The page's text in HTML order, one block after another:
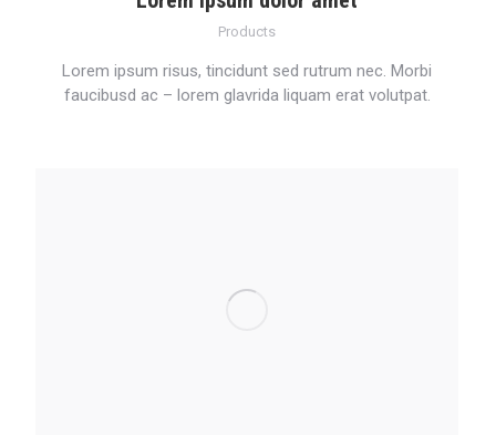
Products
Lorem ipsum risus, tincidunt sed rutrum nec. Morbi
faucibusd ac – lorem glavrida liquam erat volutpat.